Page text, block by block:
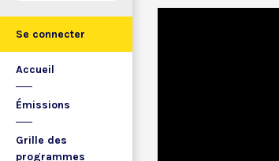
Se connecter
Accueil
Émissions
Grille des
programmes